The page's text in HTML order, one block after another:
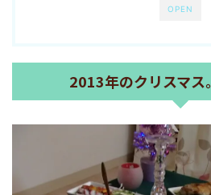
OPEN
2013年のクリスマス